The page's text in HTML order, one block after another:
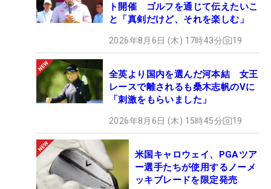
ト開催 ゴルフを通じて伝えたいこ
と「真剣だけど、それを楽しむ」
2026年8月6日 (木) 17時43分 19
全英より国内を選んだ河本結 女王
レースで離されるも桑木志帆のVに
「刺激をもらいました」
2026年8月6日 (木) 15時45分 19
米国キャロウェイ、PGAツア
ー選手たちが使用するノーメ
ッキブレードを限定発売